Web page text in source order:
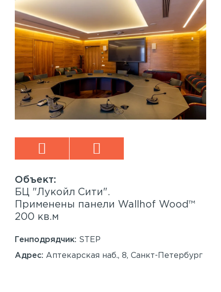
БЦ "Лукойл Сити".
Применены панели Wallhof Wood™
200 кв.м
Генподрядчик: STEP
Адрес: Аптекарская наб., 8, Санкт-Петербург